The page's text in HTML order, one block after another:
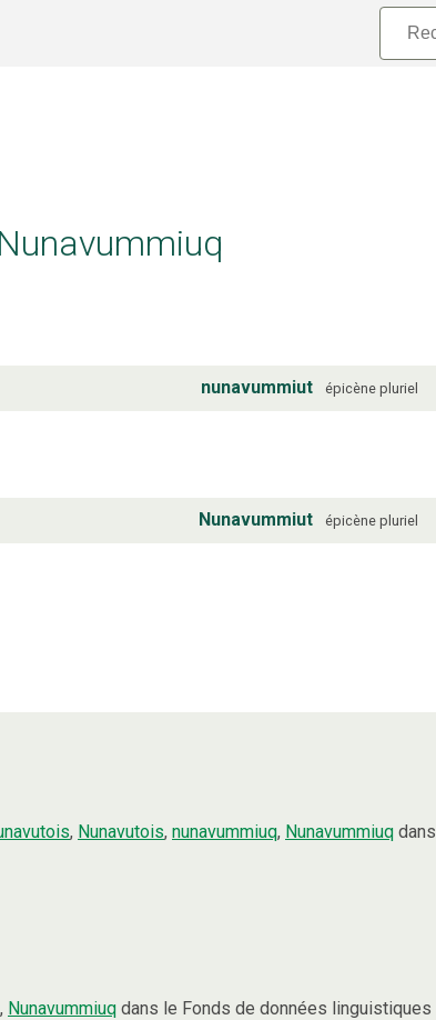
Nunavummiuq
nunavummiut épicène pluriel
Nunavummiut épicène pluriel
, Nunavutois, nunavummiuq, Nunavummiuq dans
, Nunavummiuq dans le Fonds de données linguistiques